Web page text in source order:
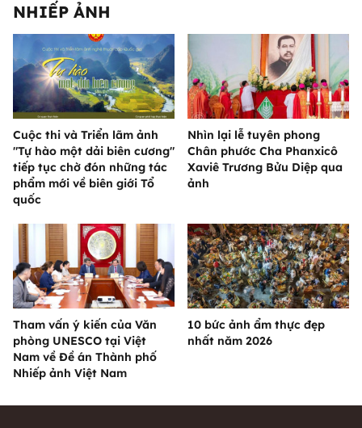
NHIẾP ẢNH
Cuộc thi và Triển lãm ảnh
"Tự hào một dải biên cương"
tiếp tục chờ đón những tác
phẩm mới về biên giới Tổ
quốc
Nhìn lại lễ tuyên phong
Chân phước Cha Phanxicô
Xaviê Trương Bửu Diệp qua
ảnh
Tham vấn ý kiến của Văn
phòng UNESCO tại Việt
Nam về Đề án Thành phố
Nhiếp ảnh Việt Nam
10 bức ảnh ẩm thực đẹp
nhất năm 2026